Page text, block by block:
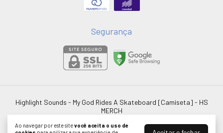
Ao navegar por este sitevocê aceita o uso de
Segurança
Highlight Sounds - My God Rides A Skateboard [Camiseta] - HS
MERCH